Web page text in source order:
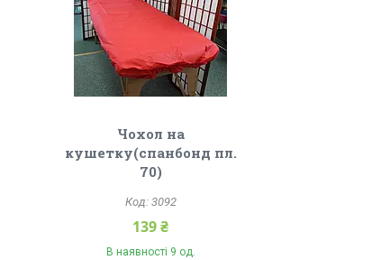
Чохол на
кушетку(спанбонд пл.
70)
3092
139 ₴
В наявності 9 од.